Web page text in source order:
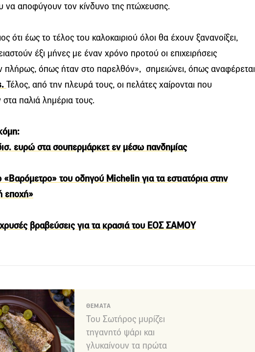
να αποφύγουν τον κίνδυνο της πτώχευσης.
ότι έως το τέλος του καλοκαιριού όλοι θα έχουν ξανανοίξει,
έξι μήνες με έναν χρόνο προτού οι επιχειρήσεις
πλήρως, όπως ήταν στο παρελθόν», σημειώνει, όπως αναφέρεται
Τέλος, από την πλευρά τους, οι πελάτες χαίρονται που
παλιά λημέρια τους.
ευρώ στα σουπερμάρκετ εν μέσω πανδημίας
«Βαρόμετρο» του οδηγού Michelin για τα εστιατόρια στην
εποχή»
βραβεύσεις για τα κρασιά του ΕΟΣ ΣΑΜΟΥ
ΘΕΜΑΤΑ
Του Σωτήρος μυρίζει
τηγανητό ψάρι και
γλυκαίνουν τα πρώτα